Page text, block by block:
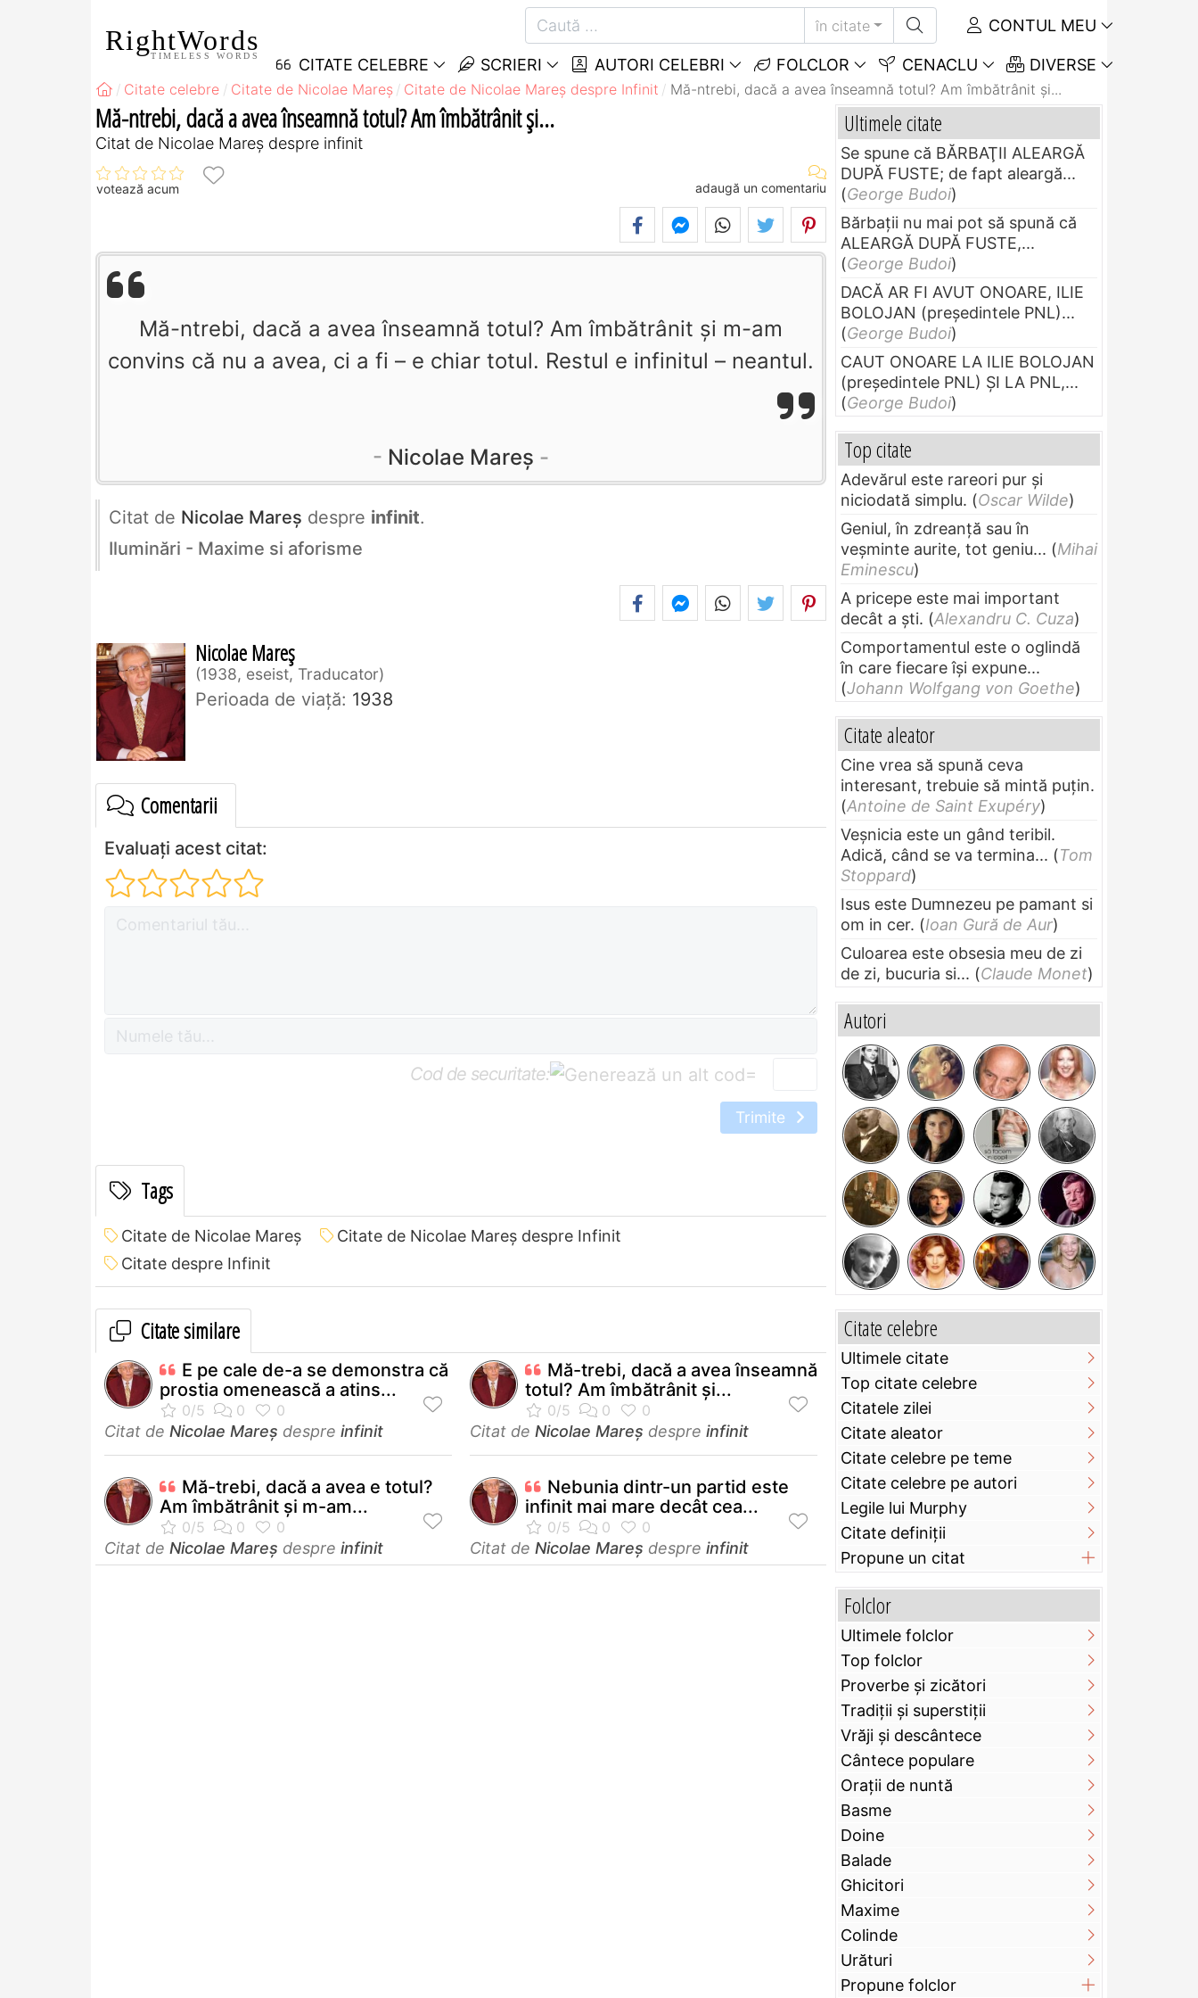
RightWords
TIMELESS WORDS
în citate CONTUL MEU
CITATE CELEBRE SCRIERI AUTORI CELEBRI FOLCLOR CENACLU DIVERSE
Citate celebre Citate de Nicolae Mareș Citate de Nicolae Mareș despre Infinit Mă-ntrebi, dacă a avea înseamnă totul? Am îmbătrânit şi...
Mă-ntrebi, dacă a avea înseamnă totul? Am îmbătrânit şi...
Citat de Nicolae Mareș despre infinit
votează acum adaugă un comentariu
Mă-ntrebi, dacă a avea înseamnă totul? Am îmbătrânit şi m-am
convins că nu a avea, ci a fi – e chiar totul. Restul e infinitul – neantul.
Nicolae Mareș
Citat de Nicolae Mareș despre infinit.
Iluminări - Maxime si aforisme
Nicolae Mareș
1938, eseist, Traducator
Perioada de viaţă: 1938
Comentarii
Evaluați acest citat:
Cod de securitate: =
Trimite
Tags
Citate de Nicolae Mareș
Citate de Nicolae Mareș despre Infinit
Citate despre Infinit
Citate similare
E pe cale de-a se demonstra că
prostia omenească a atins...
Citat de Nicolae Mareș despre infinit
Mă-trebi, dacă a avea înseamnă
totul? Am îmbătrânit şi...
Citat de Nicolae Mareș despre infinit
Mă-trebi, dacă a avea e totul?
Am îmbătrânit şi m-am...
Citat de Nicolae Mareș despre infinit
Nebunia dintr-un partid este
infinit mai mare decât cea...
Citat de Nicolae Mareș despre infinit
Ultimele citate
Se spune că BĂRBAŢII ALEARGĂ
DUPĂ FUSTE; de fapt aleargă...
(George Budoi)
Bărbaţii nu mai pot să spună că
ALEARGĂ DUPĂ FUSTE,...
(George Budoi)
DACĂ AR FI AVUT ONOARE, ILIE
BOLOJAN (preşedintele PNL)...
(George Budoi)
CAUT ONOARE LA ILIE BOLOJAN
(preşedintele PNL) ŞI LA PNL,...
(George Budoi)
Top citate
Adevărul este rareori pur și
niciodată simplu. (Oscar Wilde)
Geniul, în zdreanţă sau în
veşminte aurite, tot geniu... (Mihai
Eminescu)
A pricepe este mai important
decât a ști. (Alexandru C. Cuza)
Comportamentul este o oglindă
în care fiecare își expune...
(Johann Wolfgang von Goethe)
Citate aleator
Cine vrea să spună ceva
interesant, trebuie să mintă puțin.
(Antoine de Saint Exupéry)
Veșnicia este un gând teribil.
Adică, când se va termina... (Tom
Stoppard)
Isus este Dumnezeu pe pamant si
om in cer. (Ioan Gură de Aur)
Culoarea este obsesia meu de zi
de zi, bucuria si... (Claude Monet)
Autori
Citate celebre
Ultimele citate
Top citate celebre
Citatele zilei
Citate aleator
Citate celebre pe teme
Citate celebre pe autori
Legile lui Murphy
Citate definiţii
Propune un citat
Folclor
Ultimele folclor
Top folclor
Proverbe și zicători
Tradiții și superstiții
Vrăji și descântece
Cântece populare
Orații de nuntă
Basme
Doine
Balade
Ghicitori
Maxime
Colinde
Urături
Propune folclor